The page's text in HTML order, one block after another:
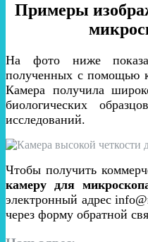
Примеры
На фото ниже
полученных с помощью
Камера получила
биологических
исследований.
Чтобы получить
камеру для
электронный адрес
через форму обратной